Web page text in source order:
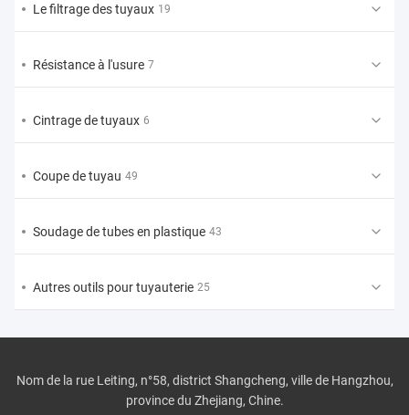
Le filtrage des tuyaux 19
Résistance à l'usure 7
Cintrage de tuyaux 6
Coupe de tuyau 49
Soudage de tubes en plastique 43
Autres outils pour tuyauterie 25
Nom de la rue Leiting, n°58, district Shangcheng, ville de Hangzhou,
province du Zhejiang, Chine.